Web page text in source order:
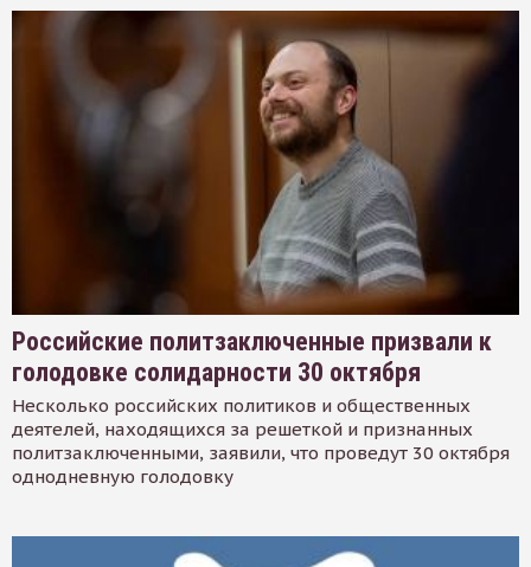
Российские политзаключенные призвали к
голодовке солидарности 30 октября
Несколько российских политиков и общественных
деятелей, находящихся за решеткой и признанных
политзаключенными, заявили, что проведут 30 октября
однодневную голодовку